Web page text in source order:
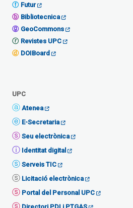
Futur
Bibliotecnica
GeoCommons
Revistes UPC
DOIBoard
UPC
Atenea
E-Secretaria
Seu electrònica
Identitat digital
Serveis TIC
Licitació electrònica
Portal del Personal UPC